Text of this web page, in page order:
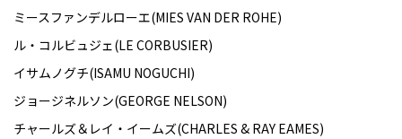
ミースファンデルローエ(MIES VAN DER ROHE)
ル・コルビュジェ(LE CORBUSIER)
イサムノグチ(ISAMU NOGUCHI)
ジョージネルソン(GEORGE NELSON)
チャールズ＆レイ・イームズ(CHARLES & RAY EAMES)